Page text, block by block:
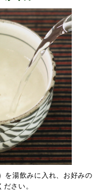
を湯飲みに入れ、お好みの
さい。